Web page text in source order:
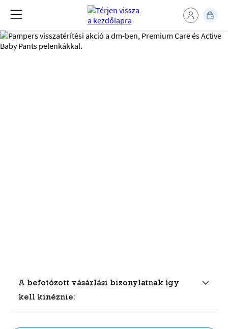
A befotózott vásárlási bizonylatnak így
kell kinéznie: